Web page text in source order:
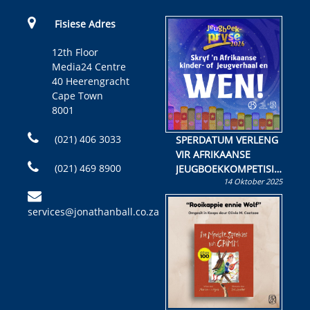
Fisiese Adres
12th Floor
Media24 Centre
40 Heerengracht
Cape Town
8001
(021) 406 3033
(021) 469 8900
services@jonathanball.co.za
SPERDATUM VERLENG
VIR AFRIKAANSE
JEUGBOEKKOMPETISIE
Skryf ’n jeugboek of
kinderboek en staan ’n
kans om R50 000 te
wen!
14 Oktober 2025